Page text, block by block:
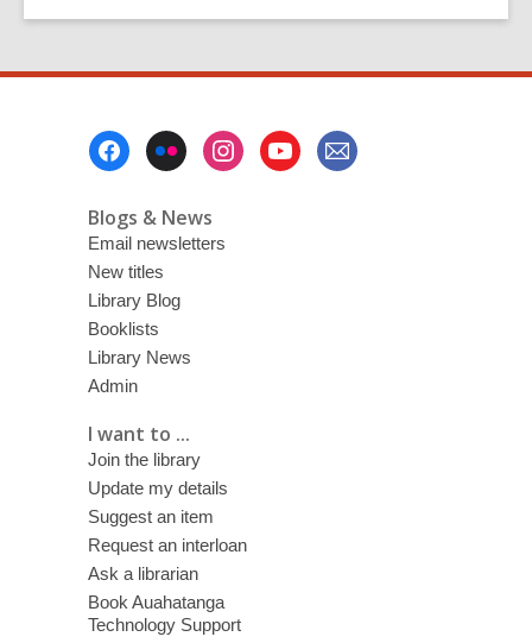
Blogs & News
Email newsletters
New titles
Library Blog
Booklists
Library News
Admin
I want to ...
Join the library
Update my details
Suggest an item
Request an interloan
Ask a librarian
Book Auahatanga
Technology Support